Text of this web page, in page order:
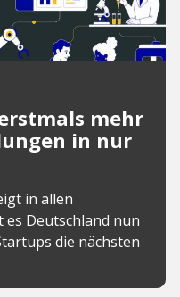
mehr
in nur
in allen
es Deutschland nun
die nächsten